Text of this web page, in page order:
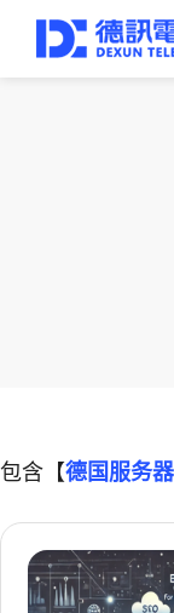
包含【德国服务